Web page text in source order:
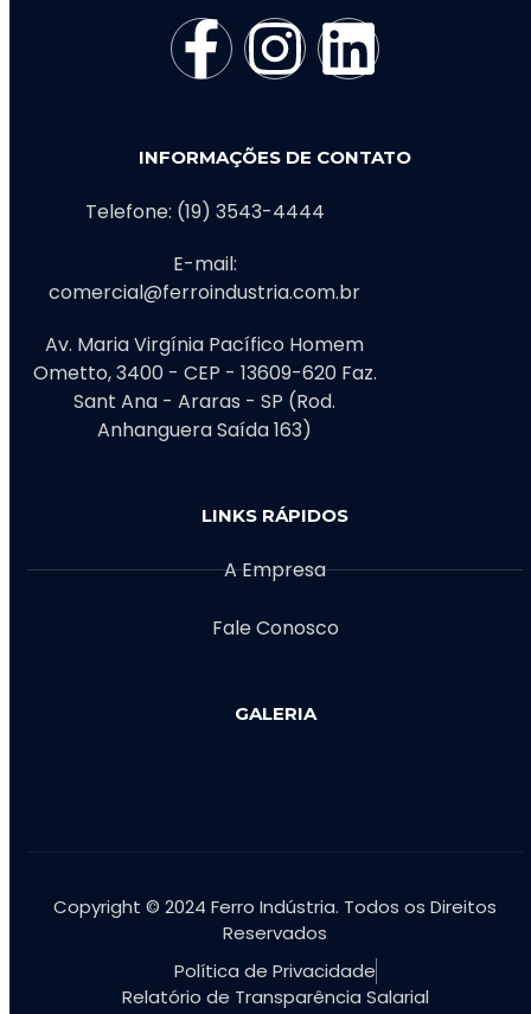
INFORMAÇÕES DE CONTATO
Telefone: (19) 3543-4444
E-mail:
comercial@ferroindustria.com.br
Av. Maria Virgínia Pacífico Homem
Ometto, 3400 - CEP - 13609-620 Faz.
Sant Ana - Araras - SP (Rod.
Anhanguera Saída 163)
LINKS RÁPIDOS
A Empresa
Fale Conosco
GALERIA
Copyright © 2024 Ferro Indústria. Todos os Direitos
Reservados
Política de Privacidade
Relatório de Transparência Salarial